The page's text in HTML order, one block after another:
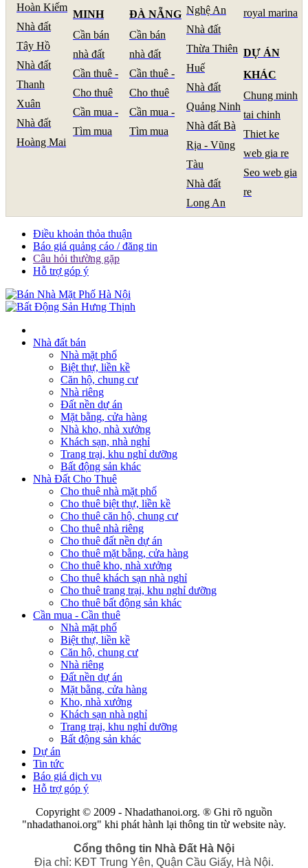
Hoàn Kiếm
Nhà đất
Tây Hồ
Nhà đất
Thanh
Xuân
Nhà đất
Hoàng Mai
MINH
Cần bán
nhà đất
Cần thuê -
Cho thuê
Cần mua -
Tìm mua
ĐÀ NẴNG
Cần bán
nhà đất
Cần thuê -
Cho thuê
Cần mua -
Tìm mua
Nghệ An
Nhà đất
Thừa Thiên
Huế
Nhà đất
Quảng Ninh
Nhà đất Bà
Rịa - Vũng
Tàu
Nhà đất
Long An
royal marina
DỰ ÁN
KHÁC
Chung minh
tai chinh
Thiet ke
web gia re
Seo web gia
re
Điều khoản thỏa thuận
Báo giá quảng cáo / đăng tin
Câu hỏi thường gặp
Hỗ trợ góp ý
Nhà đất bán
Nhà mặt phố
Biệt thự, liền kề
Căn hộ, chung cư
Nhà riêng
Đất nền dự án
Mặt bằng, cửa hàng
Nhà kho, nhà xưởng
Khách sạn, nhà nghỉ
Trang trại, khu nghỉ dưỡng
Bất động sản khác
Nhà Đất Cho Thuê
Cho thuê nhà mặt phố
Cho thuê biệt thự, liền kề
Cho thuê căn hộ, chung cư
Cho thuê nhà riêng
Cho thuê đất nền dự án
Cho thuê mặt bằng, cửa hàng
Cho thuê kho, nhà xưởng
Cho thuê khách sạn nhà nghỉ
Cho thuê trang trại, khu nghỉ dưỡng
Cho thuê bất động sản khác
Cần mua - Cần thuê
Nhà mặt phố
Biệt thự, liền kề
Căn hộ, chung cư
Nhà riêng
Đất nền dự án
Mặt bằng, cửa hàng
Kho, nhà xưởng
Khách sạn nhà nghỉ
Trang trại, khu nghỉ dưỡng
Bất động sản khác
Dự án
Tin tức
Báo giá dịch vụ
Hỗ trợ góp ý
Copyright © 2009 - Nhadathanoi.org. ® Ghi rõ nguồn
"nhadathanoi.org" khi phát hành lại thông tin từ website này.
Cổng thông tin Nhà Đất Hà Nội
Địa chỉ: KĐT Trung Yên, Quận Cầu Giấy, Hà Nội.